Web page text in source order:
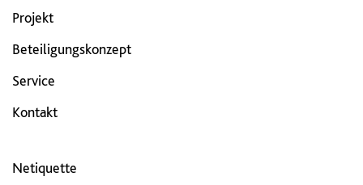
Projekt
Beteiligungskonzept
Service
Kontakt
Netiquette